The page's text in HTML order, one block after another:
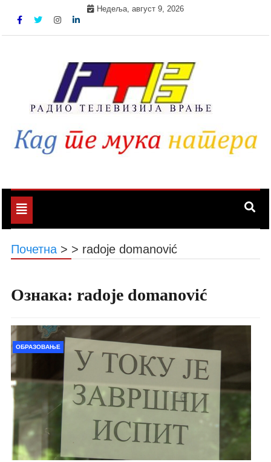
Недеља, август 9, 2026
Toggle
navigation
Почетна > > radoje domanović
Ознака: radoje domanović
ОБРАЗОВАЊЕ